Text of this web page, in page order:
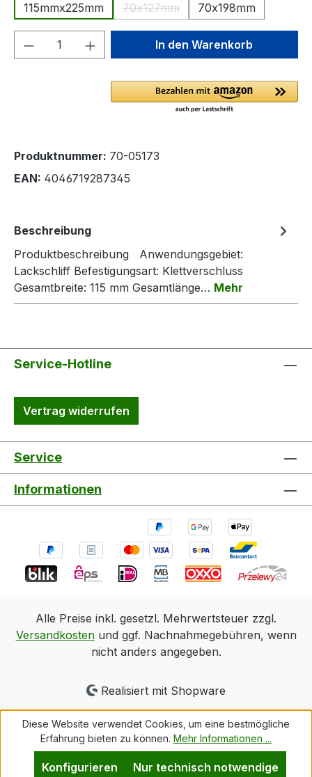
115mmx225mm
70x127mm
(Diese Option ist zurzeit nicht
70x198mm
Produkt Anzahl: Gib denIn den Warenkorb
Produktnummer: 70-05173
EAN: 4046719287345
Beschreibung
Produktbeschreibung Anwendungsgebiet:
Lackschliff Befestigungsart: Klettverschluss
Gesamtbreite: 115 mm Gesamtlänge… Mehr
Service-Hotline
Vertrag widerrufen
Service
Informationen
Alle Preise inkl. gesetzl. Mehrwertsteuer zzgl.
Versandkostenund ggf. Nachnahmegebühren, wenn
nicht anders angegeben.
Realisiert mit Shopware
Diese Website verwendet Cookies, um eine bestmögliche
Erfahrung bieten zu können. Mehr Informationen ...
Nur technisch notwendige
Konfigurieren